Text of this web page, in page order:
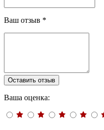
Ваш отзыв *
Оставить отзыв
Ваша оценка: